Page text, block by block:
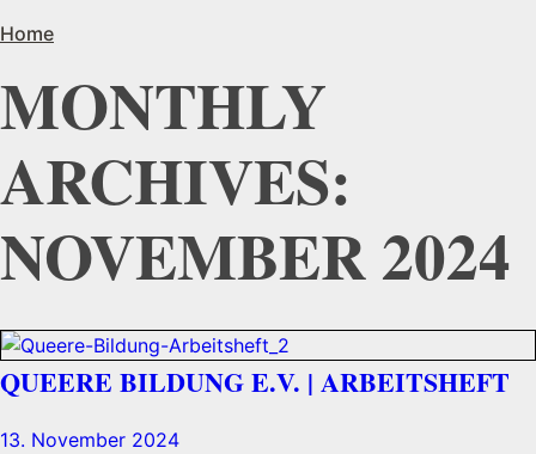
Home
MONTHLY
ARCHIVES:
NOVEMBER 2024
QUEERE BILDUNG E.V. | ARBEITSHEFT
13. November 2024